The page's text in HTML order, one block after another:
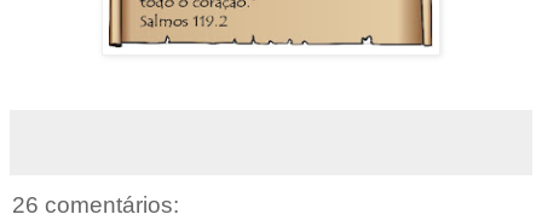
26 comentários: